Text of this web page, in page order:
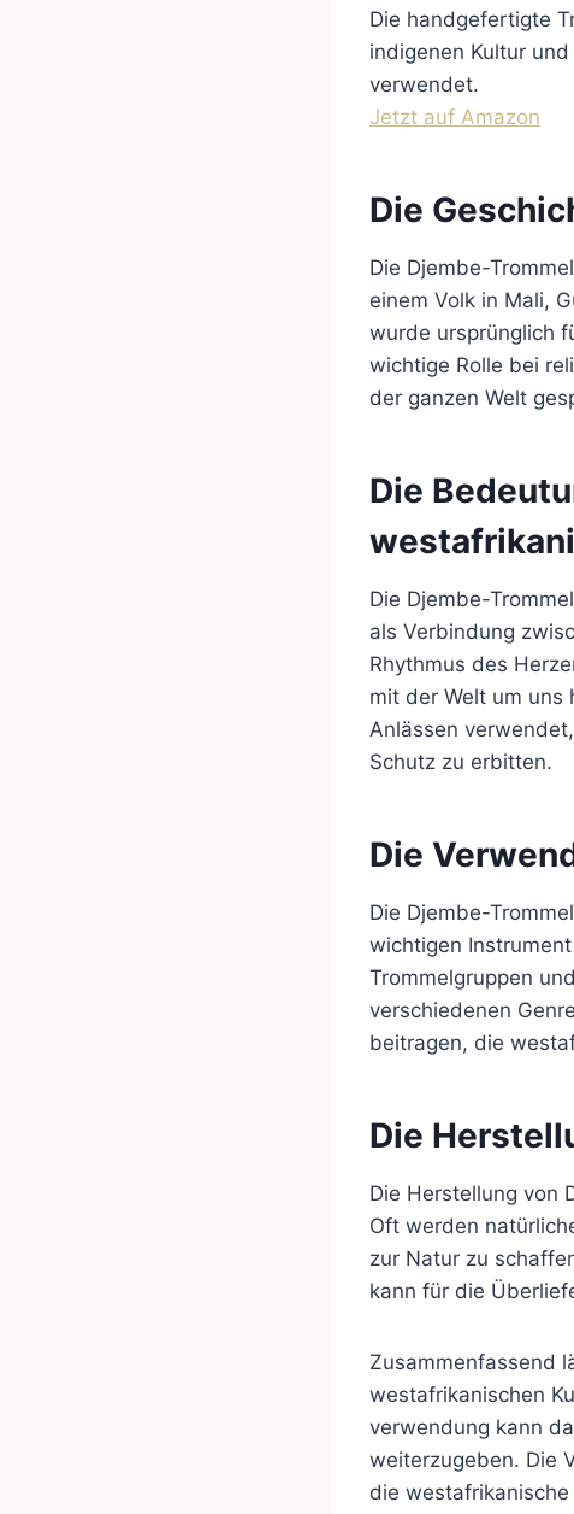
Die handgefertigte
indigenen Kultur
verwendet.
Jetzt auf Amazon
Die
Die Djembe-
einem Volk in Mali,
wurde ursprünglich
wichtige Rolle bei
der ganzen Welt
Die
Die Djembe-
als Verbindung
Rhythmus des
mit der Welt um uns
Anlässen
Schutz zu erbitten.
Die
Die Djembe-
wichtigen
Trommelgruppen
verschiedenen
beitragen, die
Die
Die Herstellung von
Oft werden
zur Natur zu
kann für die
Zusammenfassend
westafrikanischen
verwendung kann
weiterzugeben. Die
die